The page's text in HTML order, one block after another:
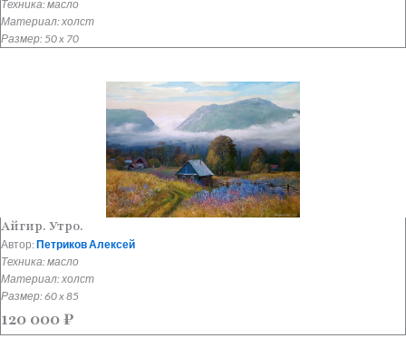
Техника: масло
Материал: холст
Размер: 50 x 70
Айгир. Утро.
Автор: Петриков Алексей
Техника: масло
Материал: холст
Размер: 60 x 85
120 000₽